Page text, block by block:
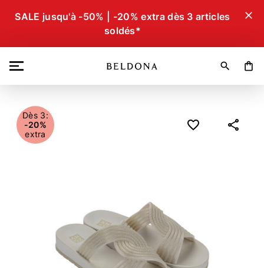
SALE jusqu'à -50% | -20% extra dès 3 articles
soldés*
close
search shopping_bag
Dès 3:
-20%
extra